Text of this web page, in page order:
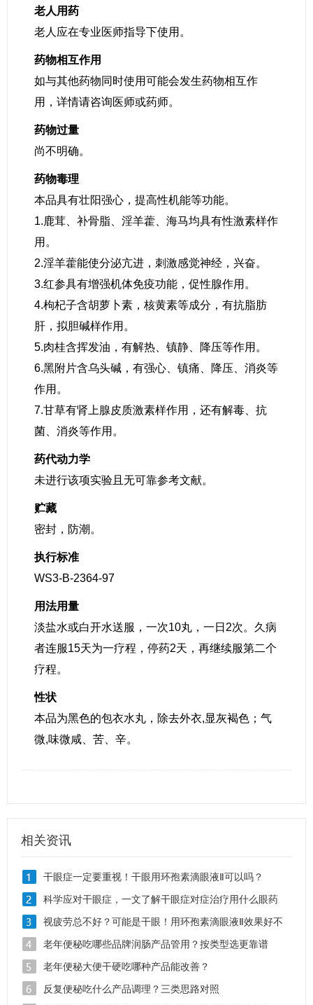
老人用药
老人应在专业医师指导下使用。
药物相互作用
如与其他药物同时使用可能会发生药物相互作
用，详情请咨询医师或药师。
药物过量
尚不明确。
药物毒理
本品具有壮阳强心，提高性机能等功能。
1.鹿茸、补骨脂、淫羊藿、海马均具有性激素样作
用。
2.淫羊藿能使分泌亢进，刺激感觉神经，兴奋。
3.红参具有增强机体免疫功能，促性腺作用。
4.枸杞子含胡萝卜素，核黄素等成分，有抗脂肪
肝，拟胆碱样作用。
5.肉桂含挥发油，有解热、镇静、降压等作用。
6.黑附片含乌头碱，有强心、镇痛、降压、消炎等
作用。
7.甘草有肾上腺皮质激素样作用，还有解毒、抗
菌、消炎等作用。
药代动力学
未进行该项实验且无可靠参考文献。
贮藏
密封，防潮。
执行标准
WS3-B-2364-97
用法用量
淡盐水或白开水送服，一次10丸，一日2次。久病
者连服15天为一疗程，停药2天，再继续服第二个
疗程。
性状
本品为黑色的包衣水丸，除去外衣,显灰褐色；气
微,味微咸、苦、辛。
相关资讯
干眼症一定要重视！干眼用环孢素滴眼液Ⅱ可以吗？
科学应对干眼症，一文了解干眼症对症治疗用什么眼药
水？
视疲劳总不好？可能是干眼！用环孢素滴眼液Ⅱ效果好不
好？
老年便秘吃哪些品牌润肠产品管用？按类型选更靠谱
老年便秘大便干硬吃哪种产品能改善？
反复便秘吃什么产品调理？三类思路对照